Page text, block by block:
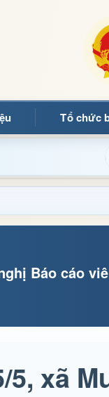
Tổ chức
và tin tức địa
Báo cáo
5, xã